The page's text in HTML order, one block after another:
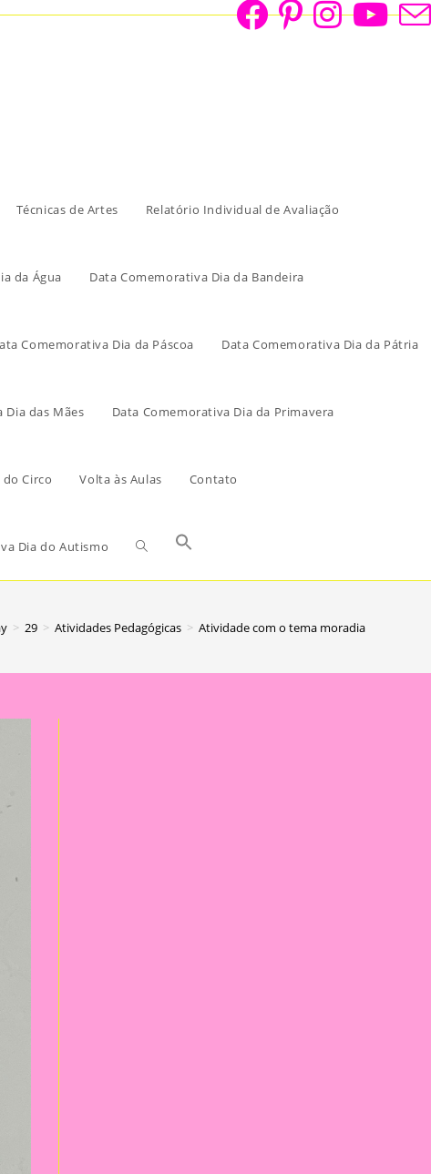
Técnicas de Artes Relatório Individual de Avaliação
da Água Data Comemorativa Dia da Bandeira
Comemorativa Dia da Páscoa Data Comemorativa Dia da Pátria
Dia das Mães Data Comemorativa Dia da Primavera
Circo Volta às Aulas Contato
Dia do Autismo
> 29 > Atividades Pedagógicas > Atividade com o tema moradia